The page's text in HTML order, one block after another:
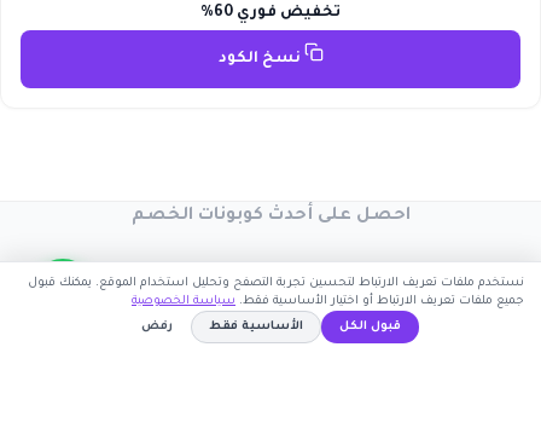
تخفيض فوري 60%
نسخ الكود
احصل على أحدث كوبونات الخصم
سجل بريدك الإلكتروني ليصلك كل جديد
نستخدم ملفات تعريف الارتباط لتحسين تجربة التصفح وتحليل استخدام الموقع. يمكنك قبول
جميع ملفات تعريف الارتباط أو اختيار الأساسية فقط. سياسة الخصوصية
قبول الكل
الأساسية فقط رفض